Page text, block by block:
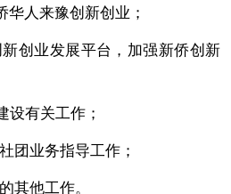
人来豫创新创业；
业发展平台，加强新侨创新
有关工作；
业务指导工作；
他工作。